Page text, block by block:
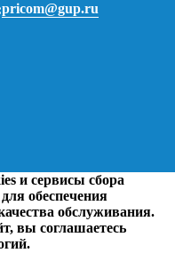
pricom@gup.ru
и сервисы сбора
обеспечения
обслуживания.
вы соглашаетесь